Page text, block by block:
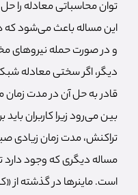
توان محاسباتی معادله را
این مساله باعث می‌شود که
و در صورت حمله نیروهای
دیگر، اگر سختی معادله
قادر به حل آن در مدت زمان
بین می‌رود زیرا کاربران
تراکنش، مدت زمان زیادی
مساله دیگری که وجود دارد